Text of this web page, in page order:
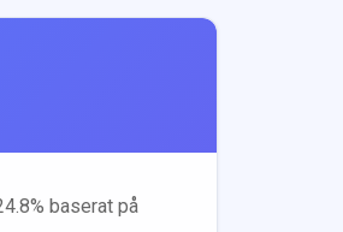
% baserat på